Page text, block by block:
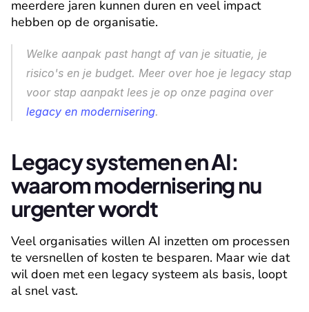
meerdere jaren kunnen duren en veel impact
hebben op de organisatie.
Welke aanpak past hangt af van je situatie, je
risico's en je budget. Meer over hoe je legacy stap
voor stap aanpakt lees je op onze pagina over
legacy en modernisering.
Legacy systemen en AI:
waarom modernisering nu
urgenter wordt
Veel organisaties willen AI inzetten om processen
te versnellen of kosten te besparen. Maar wie dat
wil doen met een legacy systeem als basis, loopt
al snel vast.